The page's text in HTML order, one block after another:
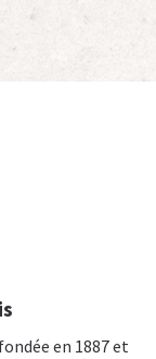
en 1887 et